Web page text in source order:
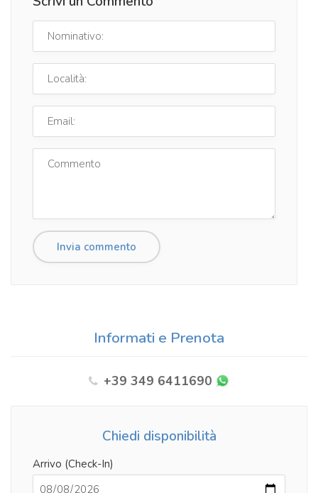
Informati e Prenota
+39 349 6411690
Chiedi disponibilità
Arrivo (Check-In)